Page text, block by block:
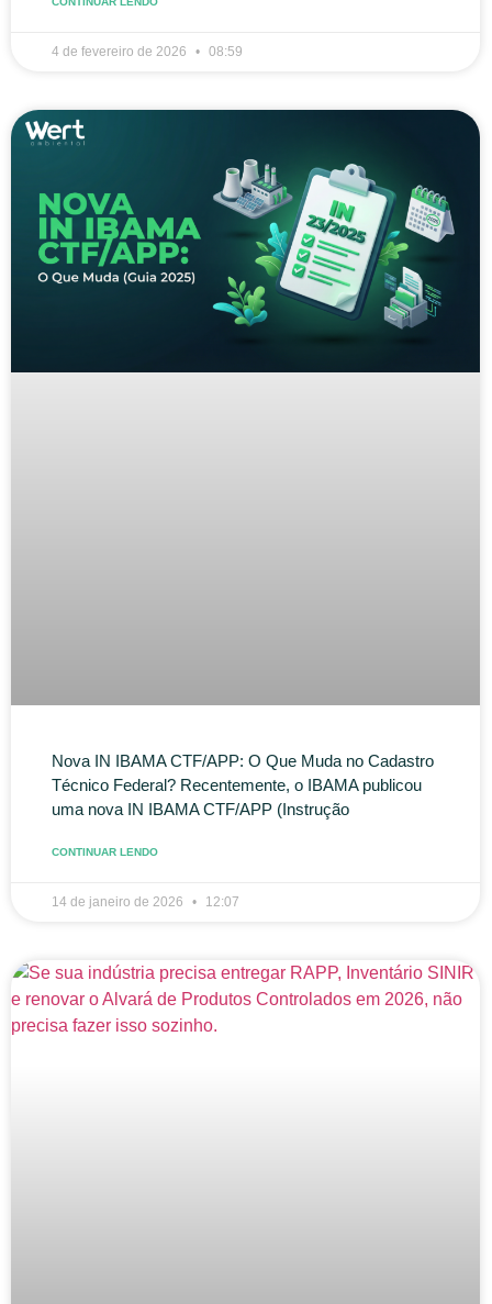
4 de fevereiro de 2026 08:59
Nova IN IBAMA CTF/APP: O Que Muda no Cadastro
Técnico Federal? Recentemente, o IBAMA publicou
uma nova IN IBAMA CTF/APP (Instrução
CONTINUAR LENDO
14 de janeiro de 2026 12:07